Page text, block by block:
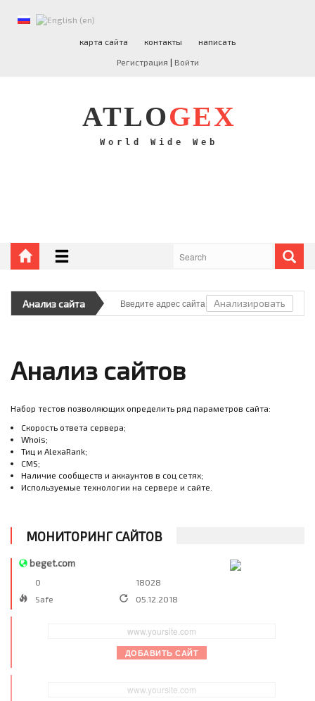
карта сайта контакты написать
Регистрация | Войти
ATLOGEX
World Wide Web
ATLO
PHP
Анализ сайта Анализировать
Анализ сайтов
Набор тестов позволяющих определить ряд параметров сайта:
Скорость ответа сервера;
Whois;
Тиц и AlexaRank;
CMS;
Наличие сообществ и аккаунтов в соц сетях;
Используемые технологии на сервере и сайте.
МОНИТОРИНГ САЙТОВ
beget.com
0
18028
Safe
05.12.2018
ДОБАВИТЬ САЙТ